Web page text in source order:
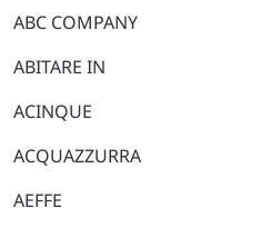
ABC COMPANY
ABITARE IN
ACINQUE
ACQUAZZURRA
AEFFE